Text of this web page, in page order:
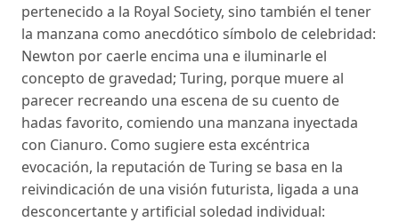
pertenecido a la Royal Society, sino también el tener
la manzana como anecdótico símbolo de celebridad:
Newton por caerle encima una e iluminarle el
concepto de gravedad; Turing, porque muere al
parecer recreando una escena de su cuento de
hadas favorito, comiendo una manzana inyectada
con Cianuro. Como sugiere esta excéntrica
evocación, la reputación de Turing se basa en la
reivindicación de una visión futurista, ligada a una
desconcertante y artificial soledad individual: